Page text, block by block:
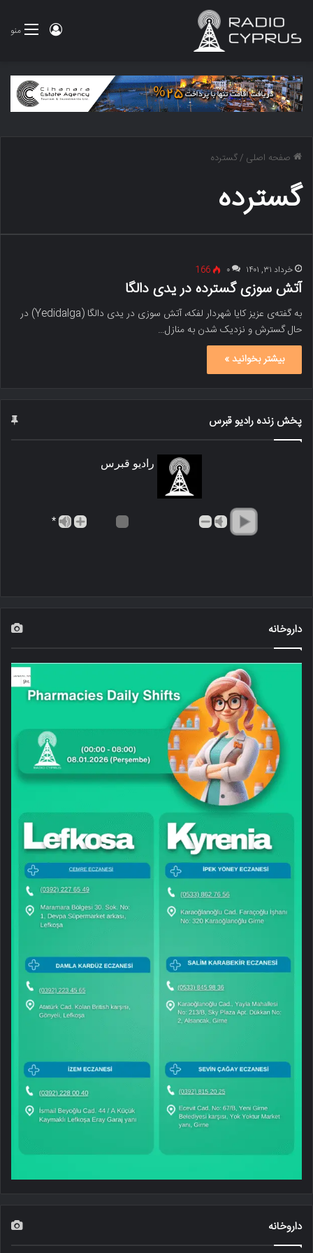
منو ورود
صفحه اصلی /گسترده
گسترده
خرداد ۳۱, ۱۴۰۱ ۰ 166
آتش سوزی گسترده در یدی دالگا
به گفته‌ی عزیز کایا شهردار لفکه، آتش سوزی در یدی دالگا (Yedidalga) در
حال گسترش و نزدیک شدن به منازل…
بیشتر بخوانید »
پخش زنده رادیو قبرس
رادیو قبرس
*
داروخانه
داروخانه